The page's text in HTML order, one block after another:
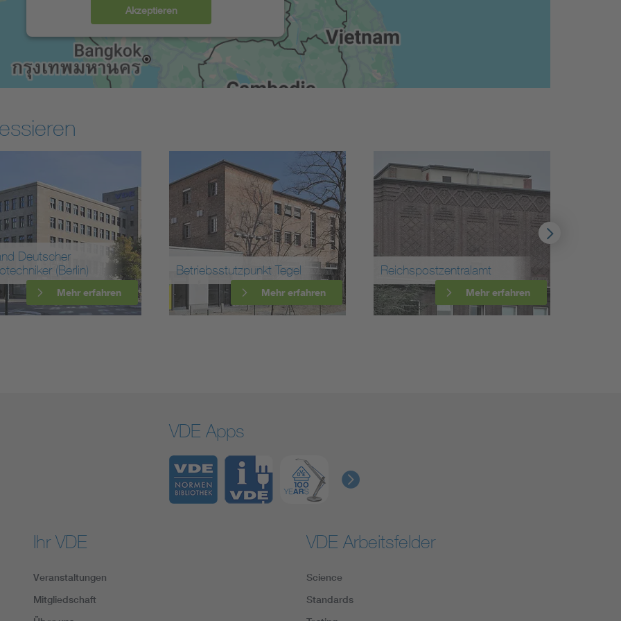
Akzeptieren
Betriebsstutzpunkt Tegel
Mehr erfahren
Reichspostzentralamt
Mehr erfahren
Gleichrichterwerk Rahnsdorf
VDE Apps
Ihr VDE
Veranstaltungen
Mitgliedschaft
VDE Arbeitsfelder
Science
Standards